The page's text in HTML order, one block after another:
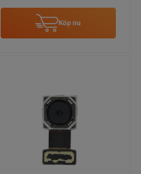
Köp nu